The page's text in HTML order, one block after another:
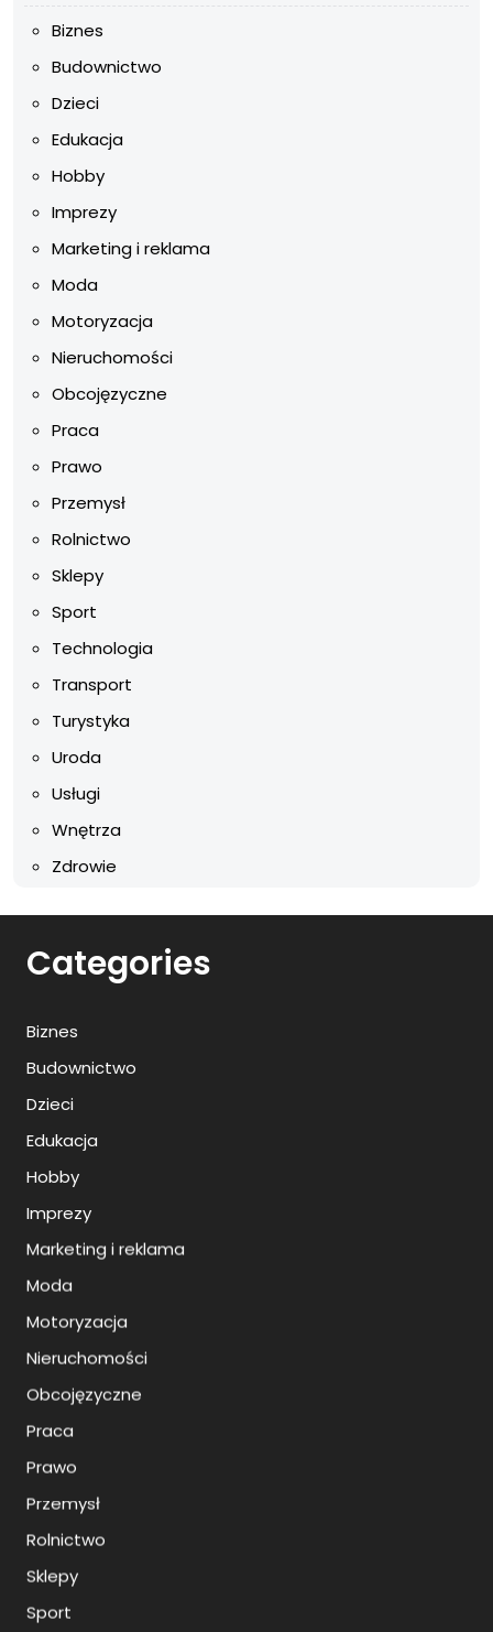
Biznes
Budownictwo
Dzieci
Edukacja
Hobby
Imprezy
Marketing i reklama
Moda
Motoryzacja
Nieruchomości
Obcojęzyczne
Praca
Prawo
Przemysł
Rolnictwo
Sklepy
Sport
Technologia
Transport
Turystyka
Uroda
Usługi
Wnętrza
Zdrowie
Categories
Biznes
Budownictwo
Dzieci
Edukacja
Hobby
Imprezy
Marketing i reklama
Moda
Motoryzacja
Nieruchomości
Obcojęzyczne
Praca
Prawo
Przemysł
Rolnictwo
Sklepy
Sport